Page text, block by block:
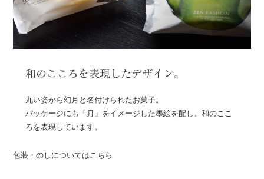
和のこころを表現したデザイン。
丸い姿から幻月と名付けられたお菓子。
パッケージにも「月」をイメージした墨絵を配し、和のここ
ろを表現しています。
包装・のしについてはこちら